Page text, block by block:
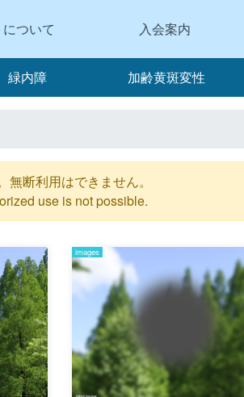
ついて 入会案内
緑内障 加齢黄斑変性
断利用はできません。
use is not possible.
images